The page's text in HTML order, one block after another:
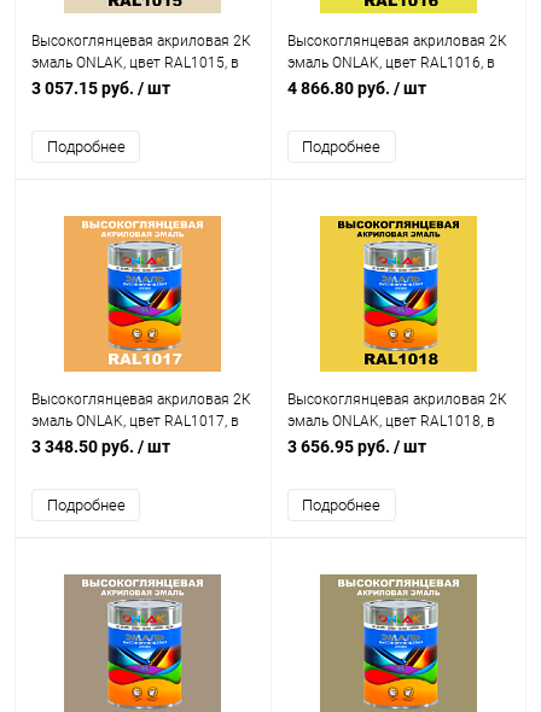
Высокоглянцевая акриловая 2К
эмаль ONLAK, цвет RAL1015, в
комплекте с отвердителем
3 057.15 руб. / шт
Подробнее
Высокоглянцевая акриловая 2К
эмаль ONLAK, цвет RAL1016, в
комплекте с отвердителем
4 866.80 руб. / шт
Подробнее
Высокоглянцевая акриловая 2К
эмаль ONLAK, цвет RAL1017, в
комплекте с отвердителем
3 348.50 руб. / шт
Подробнее
Высокоглянцевая акриловая 2К
эмаль ONLAK, цвет RAL1018, в
комплекте с отвердителем
3 656.95 руб. / шт
Подробнее